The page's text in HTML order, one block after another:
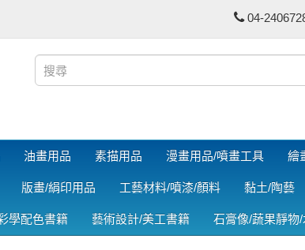
04-
油畫用品 素描用品 漫畫用品/噴畫工具 繪
版畫/絹印用品 工藝材料/噴漆/顏料 黏土/陶藝
學配色書籍 藝術設計/美工書籍 石膏像/蔬果靜物/